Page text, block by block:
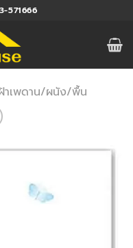
571666
าเพดาน/ผนัง/พื้น